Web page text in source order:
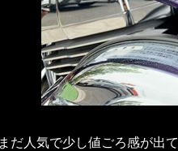
だ人気で少し値ごろ感が出